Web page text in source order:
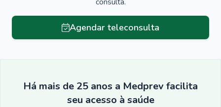
Agendar teleconsulta
Há mais de 25 anos a Medprev facilita
seu acesso à saúde